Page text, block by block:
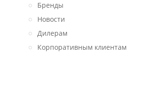
Бренды
Новости
Дилерам
Корпоративным клиентам